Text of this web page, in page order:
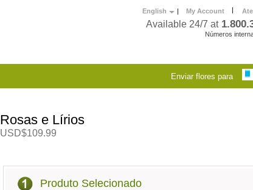
English | My Account |
Available 24/7 at
Números
Enviar flores para
Rosas e Lírios
USD$109.99
Produto Selecionado